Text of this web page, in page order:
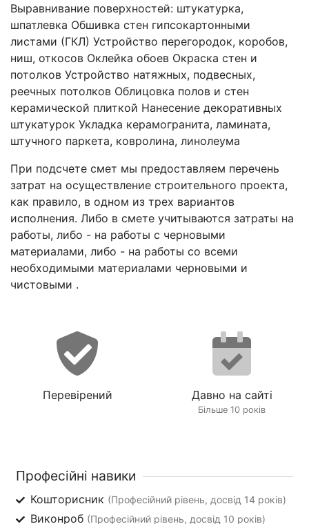
Выравнивание поверхностей: штукатурка,
шпатлевка Обшивка стен гипсокартонными
листами (ГКЛ) Устройство перегородок, коробов,
ниш, откосов Оклейка обоев Окраска стен и
потолков Устройство натяжных, подвесных,
реечных потолков Облицовка полов и стен
керамической плиткой Нанесение декоративных
штукатурок Укладка керамогранита, ламината,
штучного паркета, ковролина, линолеума
При подсчете смет мы предоставляем перечень
затрат на осуществление строительного проекта,
как правило, в одном из трех вариантов
исполнения. Либо в смете учитываются затраты на
работы, либо - на работы с черновыми
материалами, либо - на работы со всеми
необходимыми материалами черновыми и
чистовыми .
Перевірений Давно на сайті
Більше 10 років
Професійні навики
Кошторисник (Професійний рівень, досвід 14 років)
Виконроб (Професійний рівень, досвід 10 років)